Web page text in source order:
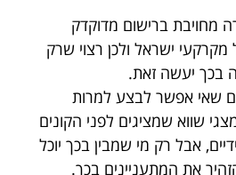
מחויבת ברישום מדוקדק
ישראל ולכן רצוי שרק
בכך יעשה זאת.
שאי אפשר לבצע למרות
שווא שמציגים לפני הקונים
אבל רק מי שמבין בכך יוכל
את המתעניינים בכך.